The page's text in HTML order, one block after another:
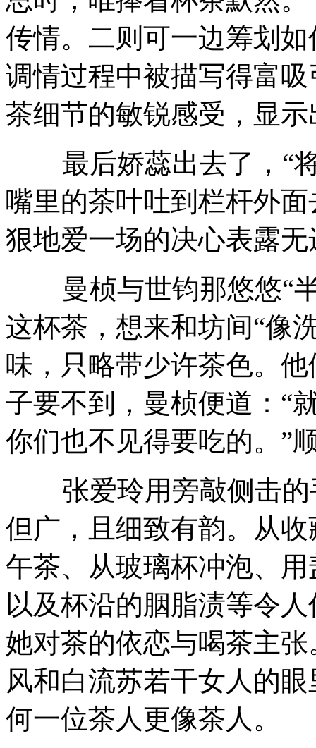
传情。二则可一边筹划
调情过程中被描写得富
茶细节的敏锐感受，显
最后娇蕊出去了，“将
嘴里的茶叶吐到栏杆外
狠地爱一场的决心表露无
曼桢与世钧那悠悠“半
这杯茶，想来和坊间“像
味，只略带少许茶色。
子要不到，曼桢便道：“
你们也不见得要吃的。”
张爱玲用旁敲侧击的
但广，且细致有韵。从
午茶、从玻璃杯冲泡、
以及杯沿的胭脂渍等令
她对茶的依恋与喝茶主
风和白流苏若干女人的
何一位茶人更像茶人。